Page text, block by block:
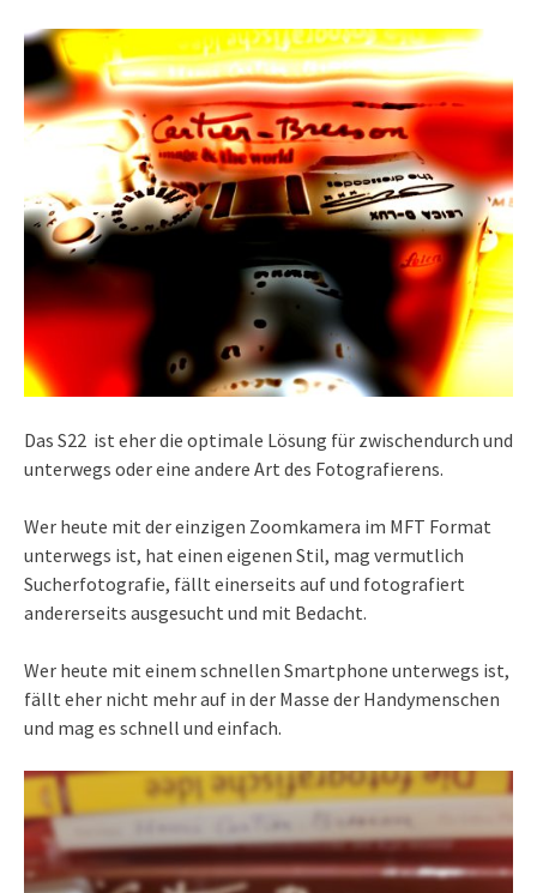
Das S22 ist eher die optimale Lösung für zwischendurch und
unterwegs oder eine andere Art des Fotografierens.
Wer heute mit der einzigen Zoomkamera im MFT Format
unterwegs ist, hat einen eigenen Stil, mag vermutlich
Sucherfotografie, fällt einerseits auf und fotografiert
andererseits ausgesucht und mit Bedacht.
Wer heute mit einem schnellen Smartphone unterwegs ist,
fällt eher nicht mehr auf in der Masse der Handymenschen
und mag es schnell und einfach.